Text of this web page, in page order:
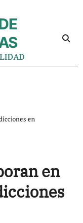
en
en